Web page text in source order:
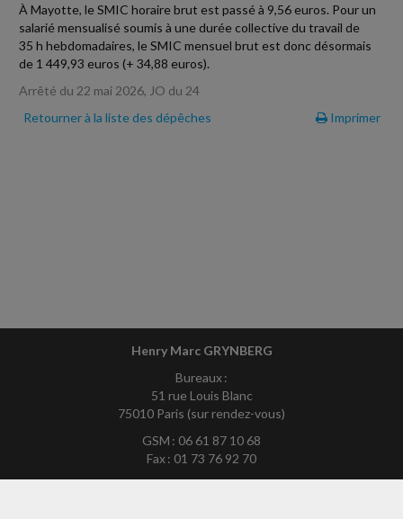
À Mayotte, le SMIC horaire brut est passé à 9,56 euros. Pour un
salarié mensualisé soumis à une durée collective du travail de
35 h hebdomadaires, le SMIC mensuel brut est donc désormais
de 1 449,93 euros (+ 34,88 euros).
Arrêté du 22 mai 2026, JO du 24
Retourner à la liste des dépêches
Imprimer
Henry Marc GRYNBERG
Bureaux :
51 rue Louis Blanc
75010 Paris (sur rendez-vous)
GSM : 06 61 87 10 68
Fax : 01 73 76 92 70